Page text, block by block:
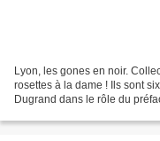
Lyon, les gones en noir.
rosettes à la dame ! Ils sont
Dugrand dans le rôle du